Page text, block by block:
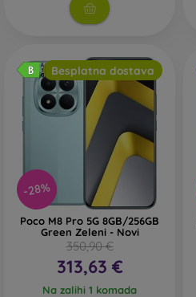
-28%
Besplatna dostava
Poco M8 Pro 5G 8GB/256GB
Green Zeleni - Novi
350,90 €
313,63 €
Na zalihi 1 komada